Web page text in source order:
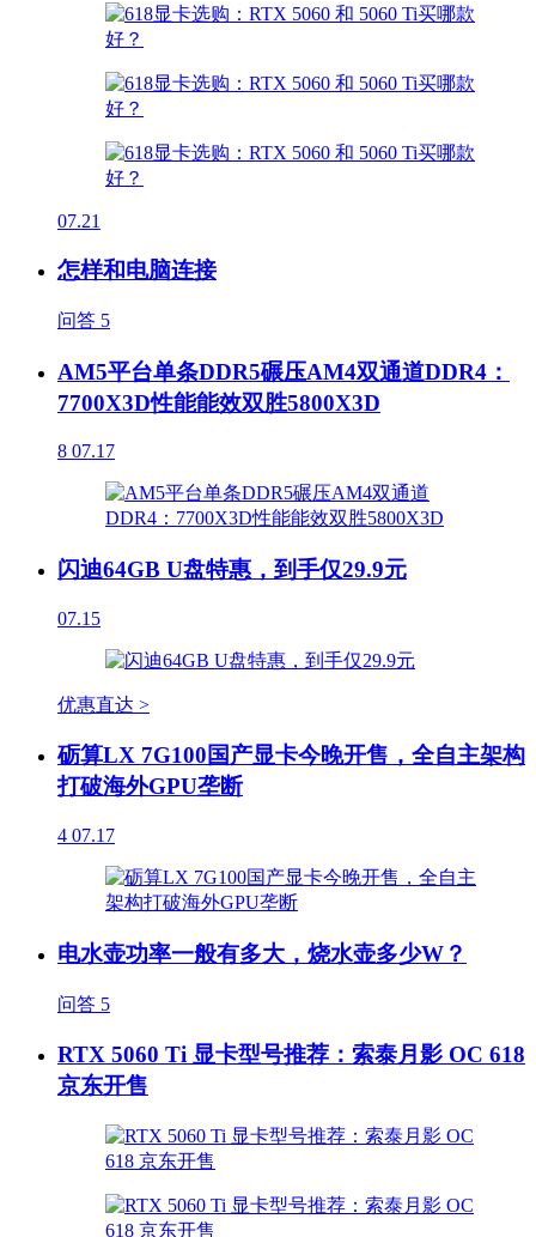
07.21
怎样和电脑连接
问答 5
AM5平台单条DDR5碾压AM4双通道DDR4：
7700X3D性能能效双胜5800X3D
8 07.17
闪迪64GB U盘特惠，到手仅29.9元
07.15
优惠直达 >
砺算LX 7G100国产显卡今晚开售，全自主架构
打破海外GPU垄断
4 07.17
电水壶功率一般有多大，烧水壶多少W？
问答 5
RTX 5060 Ti 显卡型号推荐：索泰月影 OC 618
京东开售